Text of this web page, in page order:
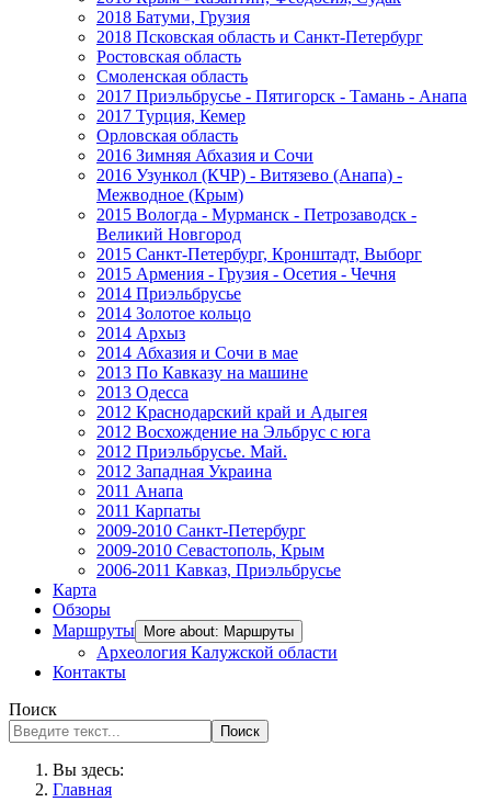
2018 Батуми, Грузия
2018 Псковская область и Санкт-Петербург
Ростовская область
Смоленская область
2017 Приэльбрусье - Пятигорск - Тамань - Анапа
2017 Турция, Кемер
Орловская область
2016 Зимняя Абхазия и Сочи
2016 Узункол (КЧР) - Витязево (Анапа) -
Межводное (Крым)
2015 Вологда - Мурманск - Петрозаводск -
Великий Новгород
2015 Санкт-Петербург, Кронштадт, Выборг
2015 Армения - Грузия - Осетия - Чечня
2014 Приэльбрусье
2014 Золотое кольцо
2014 Архыз
2014 Абхазия и Сочи в мае
2013 По Кавказу на машине
2013 Одесса
2012 Краснодарский край и Адыгея
2012 Восхождение на Эльбрус с юга
2012 Приэльбрусье. Май.
2012 Западная Украина
2011 Анапа
2011 Карпаты
2009-2010 Санкт-Петербург
2009-2010 Севастополь, Крым
2006-2011 Кавказ, Приэльбрусье
Карта
Обзоры
Маршруты
More about: Маршруты
Археология Калужской области
Контакты
Поиск
Поиск
Вы здесь:
Главная